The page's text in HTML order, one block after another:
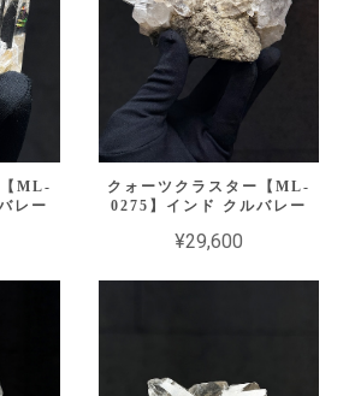
ML-
レー
クォーツクラスター【ML-
0275】インド クルバレー
¥29,600